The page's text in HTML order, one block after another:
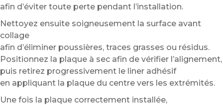
afin d’éviter toute perte pendant l’installation.
Nettoyez ensuite soigneusement la surface avant
collage
afin d’éliminer poussières, traces grasses ou résidus.
Positionnez la plaque à sec afin de vérifier l’alignement,
puis retirez progressivement le liner adhésif
en appliquant la plaque du centre vers les extrémités.
Une fois la plaque correctement installée,